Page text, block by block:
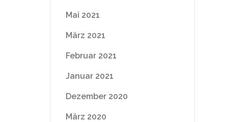
Mai 2021
März 2021
Februar 2021
Januar 2021
Dezember 2020
März 2020